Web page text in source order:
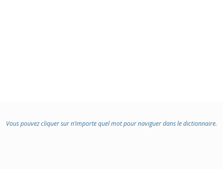
Vous pouvez cliquer sur n’importe quel mot pour naviguer dans le dictionnaire.